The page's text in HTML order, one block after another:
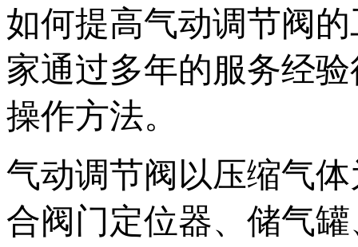
如何提高气动调节阀
家通过多年的服务经
操作方法。
气动调节阀以压缩气
合阀门定位器、储气